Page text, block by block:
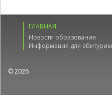
ГЛАВНАЯ
Новости образования
Информация для
© 2026